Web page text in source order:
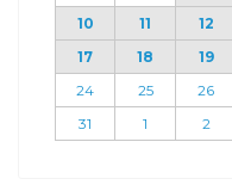
10
11 12
17
18 19
24
25 26
31
1 2